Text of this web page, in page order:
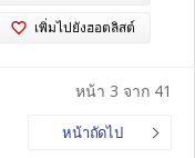
เพิ่มไปยังฮอตลิสต์
หน้า 3 จาก 41
หน้าถัดไป